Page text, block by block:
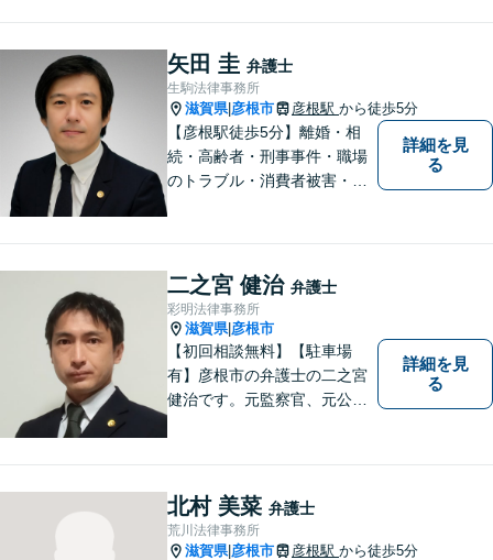
矢田 圭 弁護士
生駒法律事務所
滋賀県| 彦根市 彦根駅 から徒歩5分
【彦根駅徒歩5分】離婚・相
続・高齢者・刑事事件・職場
のトラブル・消費者被害・法
詳細を見
る
二之宮 健治 弁護士
彩明法律事務所
滋賀県| 彦根市
【初回相談無料】【駐車場
有】彦根市の弁護士の二之宮
健治です。元監察官、元公務
トいたします。
詳細を見
る
北村 美菜 弁護士
荒川法律事務所
滋賀県| 彦根市 彦根駅 から徒歩5分